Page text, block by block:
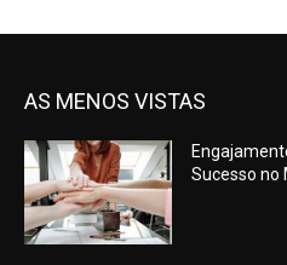
AS MENOS VISTAS
Sucesso no